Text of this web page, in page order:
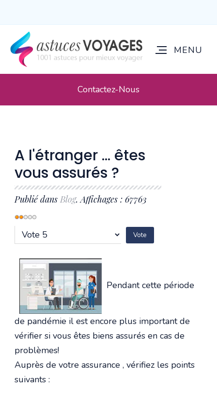
Contactez-Nous
A l'étranger ... êtes
vous assurés ?
Publié dans Blog. Affichages : 67763
Vote
utilisateur:
Veuillez
voter
Pendant cette période
de pandémie il est encore plus important de
vérifier si vous êtes biens assurés en cas de
problèmes!
Auprès de votre assurance , vérifiez les points
suivants :